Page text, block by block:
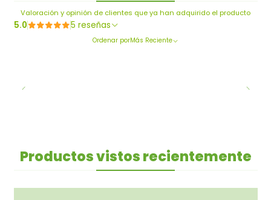
Valoración y opinión de clientes que ya han adquirido el producto
5.0 5 reseñas
Ordenar porMás Reciente
Productos vistos recientemente